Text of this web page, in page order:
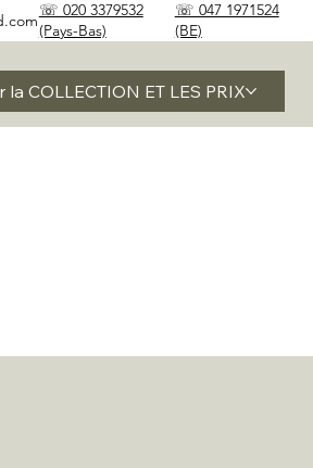
☏ 020 3379532
(Pays-Bas)
☏ 047 1971524
(BE)
la COLLECTION ET LES PRIX